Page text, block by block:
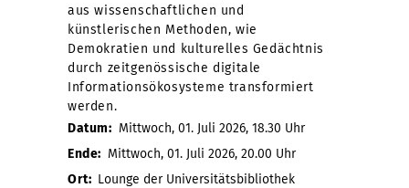
aus wissenschaftlichen und
künstlerischen Methoden, wie
Demokratien und kulturelles Gedächtnis
durch zeitgenössische digitale
Informationsökosysteme transformiert
werden.
Datum: Mittwoch, 01. Juli 2026, 18.30 Uhr
Ende: Mittwoch, 01. Juli 2026, 20.00 Uhr
Ort: Lounge der Universitätsbibliothek